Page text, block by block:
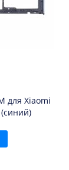
для Xiaomi